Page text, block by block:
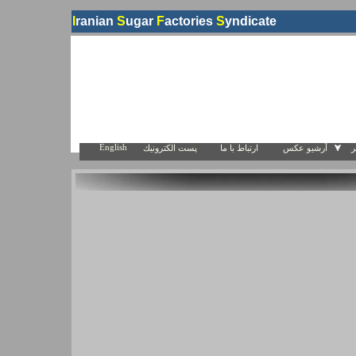
ranian Sugar Factories Syndicate
English پست الكترونيك ارتباط با ما آرشيو عكس